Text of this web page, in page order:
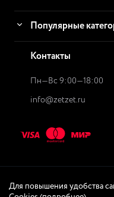
Популярные
Контакты
Пн—Вс 9:00—18:00
info@zetzet.ru
© 2026ZetZet.ru
Для повышения удобства